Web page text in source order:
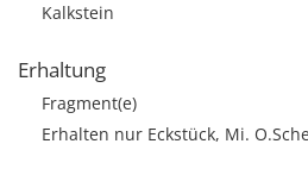
Kalkstein
Erhaltung
Fragment(e)
Erhalten nur Eckstück, Mi.